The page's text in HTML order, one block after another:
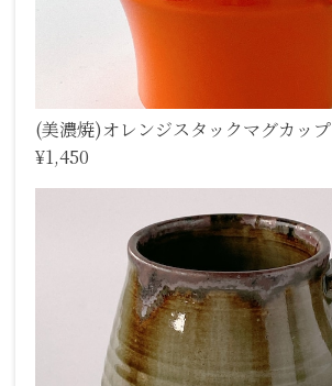
(美濃焼)オレンジスタックマグカップ
¥1,450